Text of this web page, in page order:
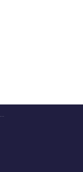
Aftale om digital kommunikation